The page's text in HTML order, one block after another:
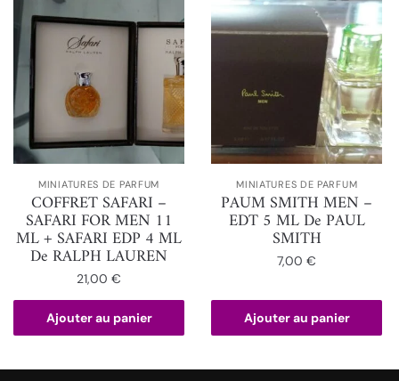
MINIATURES DE PARFUM
COFFRET SAFARI –
SAFARI FOR MEN 11
ML + SAFARI EDP 4 ML
De RALPH LAUREN
21,00€
Ajouter au panier
MINIATURES DE PARFUM
PAUM SMITH MEN –
EDT 5 ML De PAUL
SMITH
7,00€
Ajouter au panier